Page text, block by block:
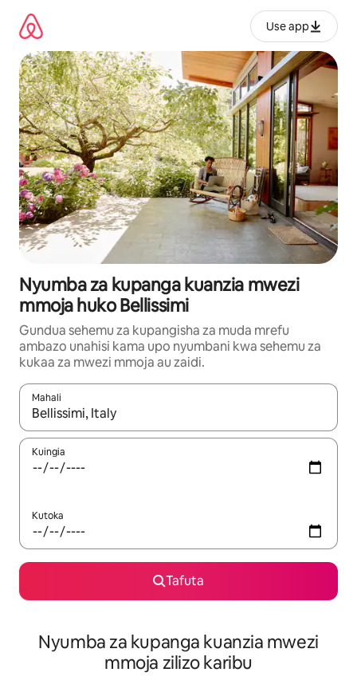
kwenda
kwenye
maudhui
Use app
Nyumba za kupanga kuanzia mwezi
mmoja huko Bellissimi
Gundua sehemu za kupangisha za muda mrefu
ambazo unahisi kama upo nyumbani kwa sehemu za
kukaa za mwezi mmoja au zaidi.
Mahali
Wakati matokeo yanapatikana, vinjari kwa kutumia vitufe vya
Kuingia
Kutoka
Tafuta
Nyumba za kupanga kuanzia mwezi
mmoja zilizo karibu